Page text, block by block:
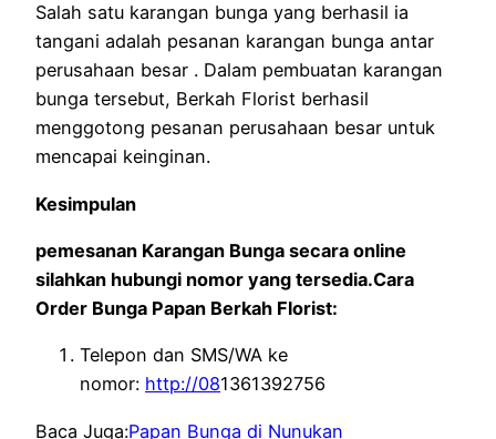
Salah satu karangan bunga yang berhasil ia
tangani adalah pesanan karangan bunga antar
perusahaan besar . Dalam pembuatan karangan
bunga tersebut, Berkah Florist berhasil
menggotong pesanan perusahaan besar untuk
mencapai keinginan.
Kesimpulan
pemesanan Karangan Bunga secara online
silahkan hubungi nomor yang tersedia.Cara
Order Bunga Papan Berkah Florist:
Telepon dan SMS/WA ke
nomor: http://081361392756
Baca Juga:Papan Bunga di Nunukan